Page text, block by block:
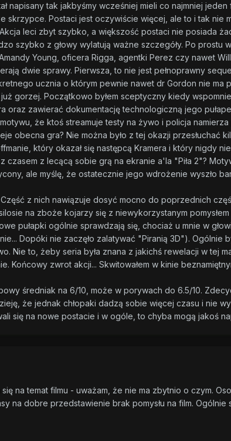
napisany tak jakbyśmy wcześniej mieli co najmniej
skrzypce. Postaci jest oczywiście więcej, ale to i tak
leci zbyt szybko, a większość postaci nie posiada
szybko z głowy wylatują ważne szczegóły. Po prostu
Young, oficera Rigga, agentki Perez czy nawet
dwie sprawy. Pierwsza, to nie jest pełnoprawny
ucznia o którym pewnie nawet dr Gordon nie ma
gorzej. Początkowo byłem sceptyczny kiedy
oraz zawierać dokumentację technologiczną jego
że ktoś streamuje testy na żywo i policja
obecna gra? Nie można było z tej okazji przesłuchać
który okazał się następcą Kramera i który nigdy
czasem z lecącą sobie grą na ekranie a'la "Piła 2"?
ale myślę, że ostatecznie jego wdrożenie wyszło
z nich nawiązuje dosyć mocno do poprzednich
na zboże kojarzy się z niewykorzystanym
pułapki ogólnie sprawdzają się, chociaż u mnie w
Dopóki nie zaczęło zalatywać "Piranią 3D"). Ogólnie
Nie to, żeby seria była znana z jakichś rewelacji w tej
Końcowy zwrot akcji... Skwitowałem w kinie
średniak na 6/10, może w porywach do 6.5/10.
że jednak chłopaki dadzą sobie więcej czasu i nie
się na nowe postacie i w ogóle, to chyba mogą jakoś
na temat filmu - uważam, że nie ma zbytnio o czym.
na dobre przedstawienie brak pomysłu na film. Ogólnie